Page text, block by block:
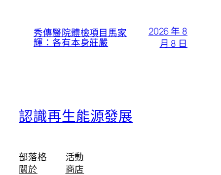
秀傳醫院體檢項目馬家
輝：各有本身莊嚴
2026 年 8
月 8 日
認識再生能源發展
部落格
關於
活動
商店